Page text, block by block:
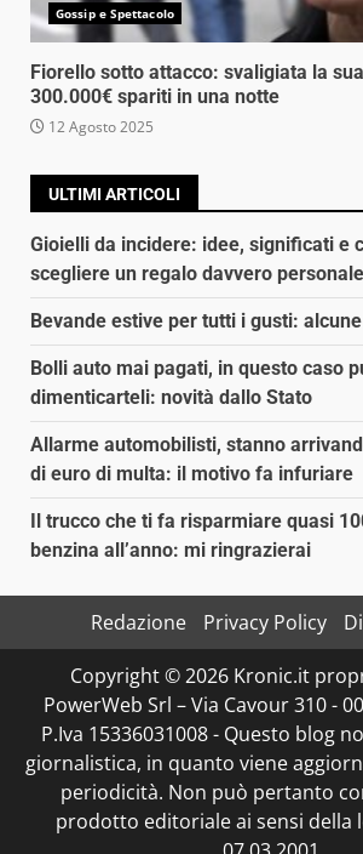
Gossip e Spettacolo
Fiorello sotto attacco: svaligiata la
300.000€ spariti in una notte
12 Agosto 2025
ULTIMI ARTICOLI
Gioielli da incidere: idee, significati e
scegliere un regalo davvero personale
Bevande estive per tutti i gusti:
Bolli auto mai pagati, in questo caso
dimenticarteli: novità dallo Stato
Allarme automobilisti, stanno
di euro di multa: il motivo fa infuriare
Il trucco che ti fa risparmiare quasi
benzina all’anno: mi ringrazierai
Redazione Privacy Policy
Copyright © 2026 Kronic.it
PowerWeb Srl – Via Cavour 310 -
P.Iva 15336031008 - Questo blog
giornalistica, in quanto viene
periodicità. Non può pertanto
prodotto editoriale ai sensi della